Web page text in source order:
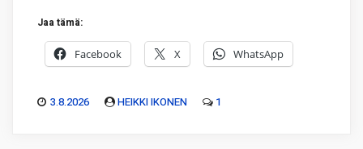
Jaa tämä:
Facebook X WhatsApp
3.8.2026 HEIKKI IKONEN 1